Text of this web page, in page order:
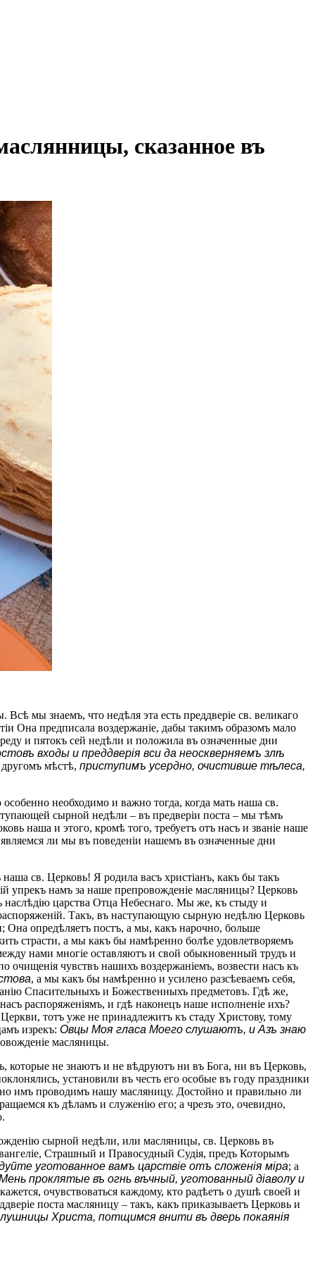
сказанное въ
мы знаемъ, что недѣля эта есть преддверіе св. великаго
Она предписала воздержаніе, дабы такимъ образомъ мало
и пятокъ сей недѣли и положила въ означенные дни
входы и преддверія вси да неоскверняемъ злѣ
мѣстѣ, приступимъ усердно, очистивше тѣлеса,
необходимо и важно тогда, когда мать наша св.
сырной недѣли – въ предверіи поста – мы тѣмъ
наша и этого, кромѣ того, требуетъ отъ насъ и званіе наше
ли мы въ поведеніи нашемъ въ означенные дни
св. Церковь! Я родила васъ христіанъ, какъ бы такъ
упрекъ намъ за наше препровожденіе масляницы? Церковь
наслѣдію царства Отца Небеснаго. Мы же, къ стыду и
Такъ, въ наступающую сырную недѣлю Церковь
Она опредѣляетъ постъ, а мы, какъ нарочно, больше
страсти, а мы какъ бы намѣренно болѣе удовлетворяемъ
нами многіе оставляютъ и свой обыкновенный трудъ и
чувствъ нашихъ воздержаніемъ, возвести насъ къ
, а мы какъ бы намѣренно и усилено разсѣеваемъ себя,
Спасительныхъ и Божественныхъ предметовъ. Гдѣ же,
распоряженіямъ, и гдѣ наконецъ наше исполненіе ихъ?
тотъ уже не принадлежитъ къ стаду Христову, тому
изрекъ: Овцы Моя гласа Моего слушаютъ, и Азъ знаю
масляницы.
которые не знаютъ и не вѣдруютъ ни въ Бога, ни въ Церковь,
установили въ честь его особые въ году праздники
имъ проводимъ нашу масляницу. Достойно и правильно ли
къ дѣламъ и служенію его; а чрезъ это, очевидно,
сырной недѣли, или масляницы, св. Церковь въ
Страшный и Правосудный Судія, предъ Которымъ
уготованное вамъ царствіе отъ сложенія міра; а
проклятые въ огнь вѣчный, уготованный діаволу и
очувствоваться каждому, кто радѣетъ о душѣ своей и
поста масляницу – такъ, какъ приказываетъ Церковь и
Христа, потщимся внити въ дверь покаянія